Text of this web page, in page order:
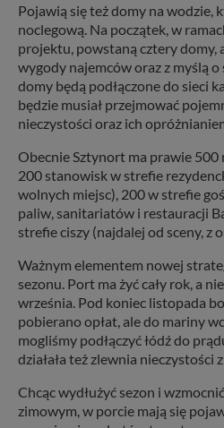
Pojawią się też domy na wodzie,
noclegową. Na początek, w
projektu, powstaną cztery domy,
wygody najemców oraz z myślą o
domy będą podłączone do sieci
będzie musiał przejmować
nieczystości oraz ich
Obecnie Sztynort ma prawie 500
200 stanowisk w strefie
wolnych miejsc), 200 w strefie
paliw, sanitariatów i restauracji
strefie ciszy (najdalej od sceny, z
Ważnym elementem nowej
sezonu. Port ma żyć cały rok, a
września. Pod koniec listopada
pobierano opłat, ale do mariny
mogliśmy podłączyć łódź do
działała też zlewnia nieczystości
Chcąc wydłużyć sezon i
zimowym, w porcie mają się